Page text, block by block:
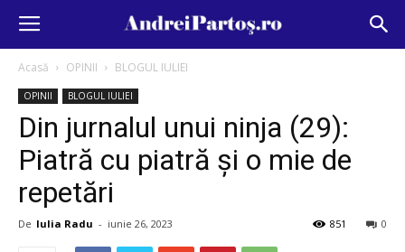
Acasă OPINII BLOGUL IULIEI
OPINII BLOGUL IULIEI
Din jurnalul unui ninja (29):
Piatră cu piatră și o mie de
repetări
De Iulia Radu - iunie 26, 2023 0
851